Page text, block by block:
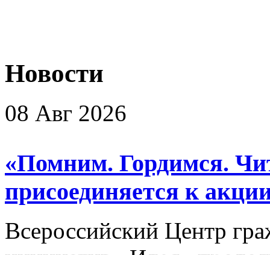
Новости
08 Авг 2026
«Помним. Гордимся.
присоединяется к
Всероссийский Центр